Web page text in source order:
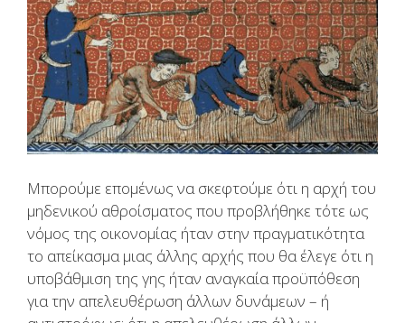
Μπορούμε επομένως να σκεφτούμε ότι η αρχή του
μηδενικού αθροίσματος που προβλήθηκε τότε ως
νόμος της οικονομίας ήταν στην πραγματικότητα
το απείκασμα μιας άλλης αρχής που θα έλεγε ότι η
υποβάθμιση της γης ήταν αναγκαία προϋπόθεση
για την απελευθέρωση άλλων δυνάμεων – ή